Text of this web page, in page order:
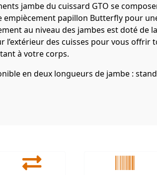
jambe du cuissard GTO se
empiècement papillon Butterfly pour
au niveau des jambes est doté de
l’extérieur des cuisses pour vous offrir
à votre corps.
en deux longueurs de jambe :